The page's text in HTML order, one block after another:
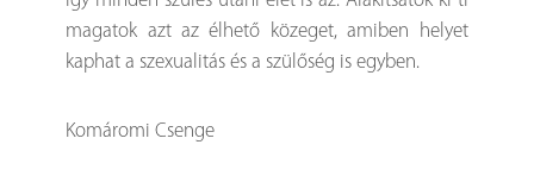
magatok azt az élhető közeget, amiben helyet
kaphat a szexualitás és a szülőség is egyben.
Komáromi Csenge